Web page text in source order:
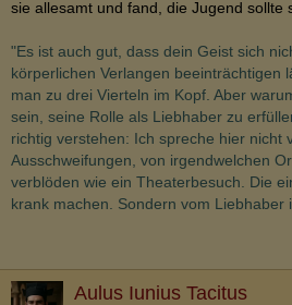
sie allesamt und fand, die Jugend sollte
"Es ist auch gut, dass dein Geist sich
körperlichen Verlangen beeinträchtigen
man zu drei Vierteln im Kopf. Aber
sein, seine Rolle als Liebhaber zu
richtig verstehen: Ich spreche hier nicht
Ausschweifungen, von irgendwelchen
verblöden wie ein Theaterbesuch. Die
krank machen. Sondern vom Liebhaber
Aulus Iunius Tacitus